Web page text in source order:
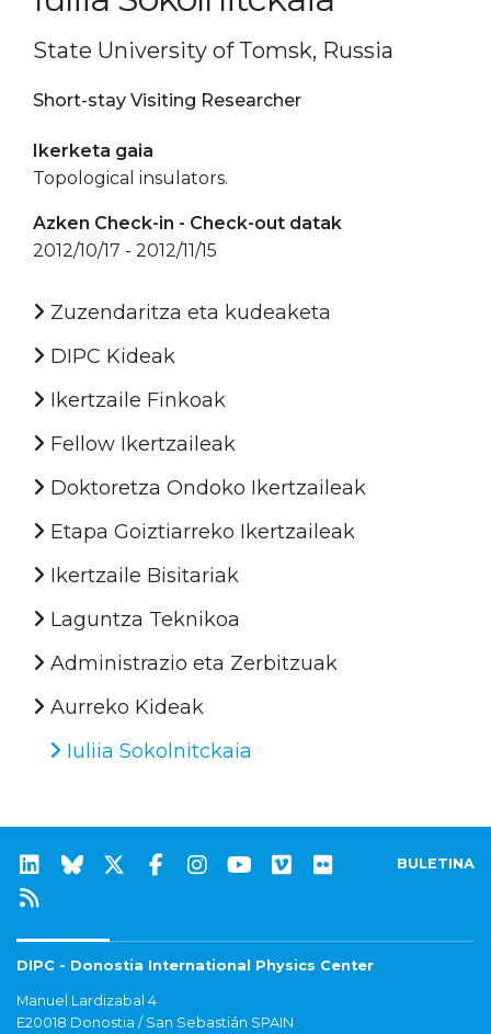
State University of Tomsk, Russia
Short-stay Visiting Researcher
Ikerketa gaia
Topological insulators.
Azken Check-in - Check-out datak
2012/10/17 - 2012/11/15
Zuzendaritza eta kudeaketa
DIPC Kideak
Ikertzaile Finkoak
Fellow Ikertzaileak
Doktoretza Ondoko Ikertzaileak
Etapa Goiztiarreko Ikertzaileak
Ikertzaile Bisitariak
Laguntza Teknikoa
Administrazio eta Zerbitzuak
Aurreko Kideak
Iuliia Sokolnitckaia
BULETINA
DIPC - Donostia International Physics Center
Manuel Lardizabal 4
E20018 Donostia / San Sebastián SPAIN